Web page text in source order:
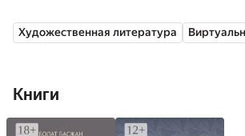
Художественная литература
Книги